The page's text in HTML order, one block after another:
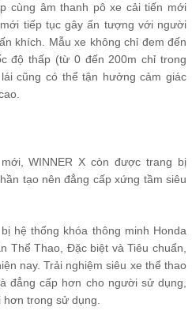
cùng âm thanh pô xe cải tiến mới
tiếp tục gây ấn tượng với người
khích. Mẫu xe không chỉ đem đến
độ thấp (từ 0 đến 200m chỉ trong
cũng có thể tận hưởng cảm giác
WINNER X còn được trang bị
tạo nên đẳng cấp xứng tầm siêu
hệ thống khóa thông minh Honda
Thể Thao, Đặc biệt và Tiêu chuẩn,
nay. Trải nghiệm siêu xe thể thao
đẳng cấp hơn cho người sử dụng,
trong sử dụng.